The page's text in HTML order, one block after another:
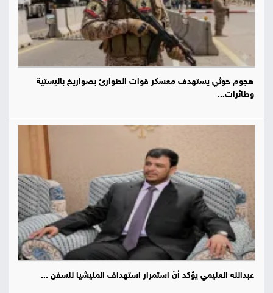
هجوم حوثي يستهدف معسكر قوات الطوارئ بصواريخ باليستية
وطائرات...
عبدالله العليمي يؤكد أنّ استمرار استهداف المليشيا للسفن ...